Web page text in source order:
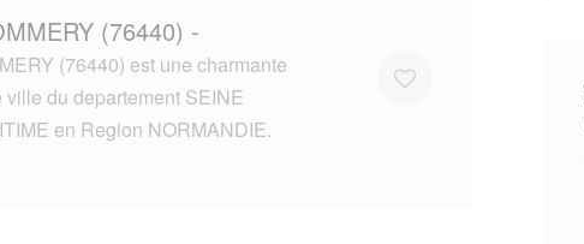
(76440) -
(76440) est une charmante
ville du departement SEINE
en Region NORMANDIE.